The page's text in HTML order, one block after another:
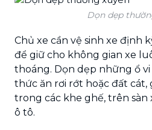
Dọn dẹp
Chủ xe cần vệ sinh xe định
để giữ cho không gian xe
thoáng. Dọn dẹp những ổ
thức ăn rơi rớt hoặc đất cát,
trong các khe ghế, trên sàn
ô tô.